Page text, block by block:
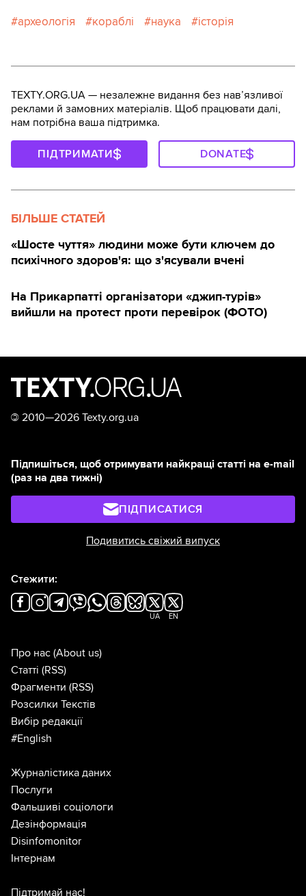
археологія кораблі наука історія
TEXTY.ORG.UA — незалежне видання без навʼязливої
реклами й замовних матеріалів. Щоб працювати далі,
нам потрібна ваша підтримка.
ПІДТРИМАТИ DONATE
БІЛЬШЕ СТАТЕЙ
«Шосте чуття» людини може бути ключем до
психічного здоров'я: що з'ясували вчені
На Прикарпатті організатори «джип-турів»
вийшли на протест проти перевірок (ФОТО)
© 2010—2026 Texty.org.ua
Підпишіться, щоб отримувати найкращі статті на e-mail
(раз на два тижні)
ПІДПИСАТИСЯ
Подивитись свіжий випуск
Стежити:
UA EN
Про нас (About us)
Статті (RSS)
Фрагменти (RSS)
Розсилки Текстів
Вибір редакції
#English
Журналістика даних
Послуги
Фальшиві соціологи
Дезінформація
Disinfomonitor
Інтернам
Підтримай нас!